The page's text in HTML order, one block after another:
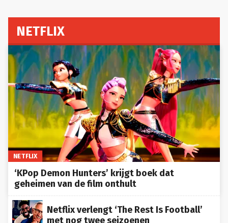
NETFLIX
NETFLIX
‘KPop Demon Hunters’ krijgt boek dat
geheimen van de film onthult
Netflix verlengt ‘The Rest Is Football’
met nog twee seizoenen